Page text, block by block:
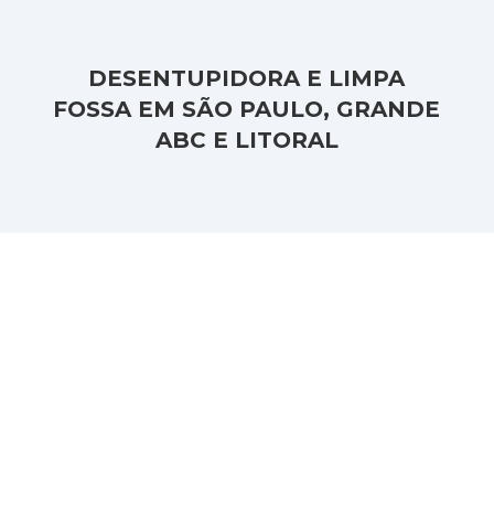
DESENTUPIDORA E LIMPA
FOSSA EM SÃO PAULO, GRANDE
ABC E LITORAL